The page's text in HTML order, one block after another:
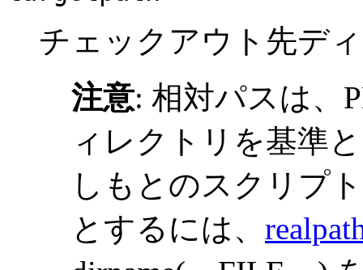
チェックアウト先デ
注意: 相対パスは、
ィレクトリを基準
しもとのスクリプ
とするには、